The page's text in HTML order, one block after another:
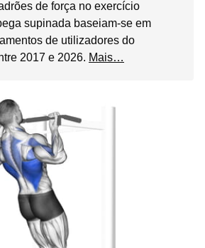
de força no exercício
supinada baseiam-se em
de utilizadores do
2017 e 2026. Mais…